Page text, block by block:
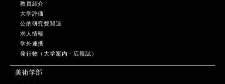
教員紹介
大学評価
公的研究費関連
求人情報
学外連携
発行物（大学案内・広報誌）
美術学部